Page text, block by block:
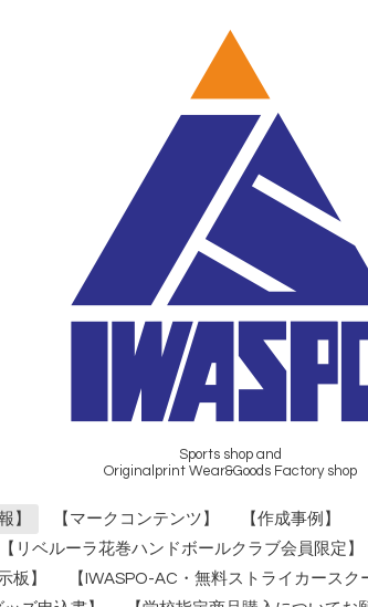
Sports shop and
Originalprint Wear&Goods Factory shop
】 【マークコンテンツ】 【作成事例】
【リベルーラ花巻ハンドボールクラブ会員限定】
板】
【IWASPO-AC・無料ストライカースク